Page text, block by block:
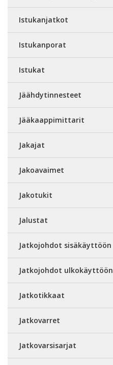
Istukanjatkot
Istukanporat
Istukat
Jäähdytinnesteet
Jääkaappimittarit
Jakajat
Jakoavaimet
Jakotukit
Jalustat
Jatkojohdot sisäkäyttöön
Jatkojohdot ulkokäyttöön
Jatkotikkaat
Jatkovarret
Jatkovarsisarjat